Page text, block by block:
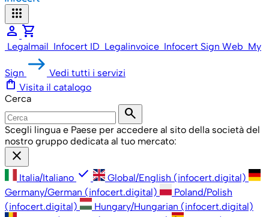
apps
person shopping_cart
Legalmail Infocert ID Legalinvoice Infocert Sign Web My
Sign Vedi tutti i servizi
shopping_bag Visita il catalogo
Cerca
search
Scegli lingua e Paese per accedere al sito della società del
nostro gruppo dedicata al tuo mercato:
close
Italia/Italiano check
Global/English (infocert.digital)
Germany/German (infocert.digital)
Poland/Polish
(infocert.digital)
Hungary/Hungarian (infocert.digital)